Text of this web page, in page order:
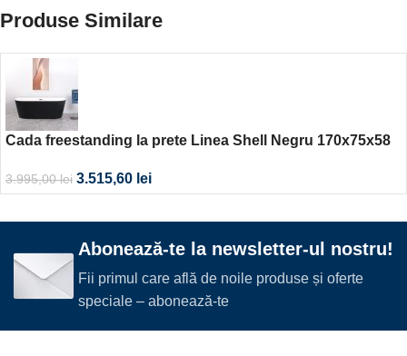
Produse Similare
Cada freestanding la prete Linea Shell Negru 170x75x58
3.995,00lei 3.515,60 lei
Abonează-te la newsletter-ul nostru!
Fii primul care află de noile produse și oferte
speciale – abonează-te